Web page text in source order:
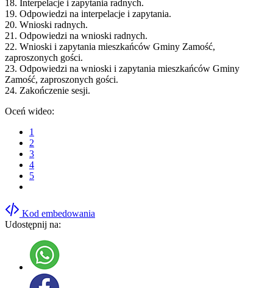
18. Interpelacje i zapytania radnych.
19. Odpowiedzi na interpelacje i zapytania.
20. Wnioski radnych.
21. Odpowiedzi na wnioski radnych.
22. Wnioski i zapytania mieszkańców Gminy Zamość,
zaproszonych gości.
23. Odpowiedzi na wnioski i zapytania mieszkańców Gminy
Zamość, zaproszonych gości.
24. Zakończenie sesji.
Oceń wideo:
1
2
3
4
5
Kod embedowania
Udostępnij na: